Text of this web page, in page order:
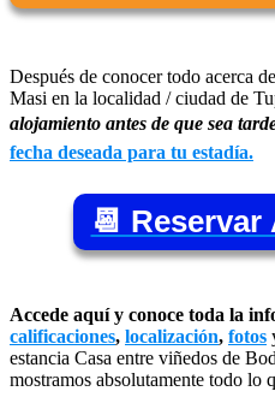
Después de conocer todo acerca
Masi en la localidad / ciudad de
alojamiento antes de que sea
fecha deseada para tu estadía.
📆
Accede aquí y conoce toda la
calificaciones, localización, fotos
estancia Casa entre viñedos de
mostramos absolutamente todo lo